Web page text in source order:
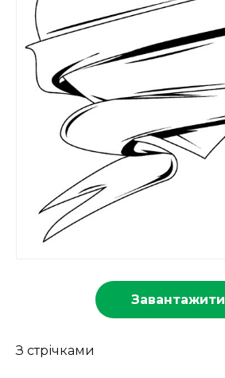
Завантажити
З стрічками